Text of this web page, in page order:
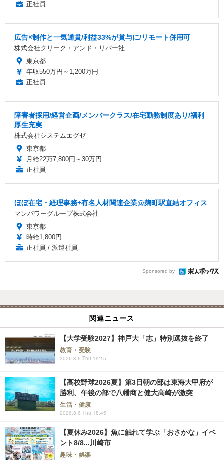
正社員
広告×制作と一気通貫/利益33%が賞与に/リモート併用可
株式会社クリーク・アンド・リバー社
東京都
年収550万円～1,200万円
正社員
障害者採用/経営企画/メンバークラス/在宅勤務制度あり/福利
厚生充実
株式会社システムエグゼ
東京都
月給22万7,800円～30万円
正社員
ほぼ在宅・経理事務+有名人材関連企業@麹町駅直結オフィス
マンパワーグループ株式会社
東京都
時給1,800円
正社員 / 派遣社員
Sponsored by
関連ニュース
【大学受験2027】神戸大「志」特別選抜を終了
教育・受験
2026.8.6 Thu 19:15
【高校野球2026夏】第3日朝の部は東海大甲府が
勝利、午後の部で八幡商と健大高崎が激突
生活・健康
2026.8.6 Thu 18:45
【夏休み2026】魚に触れて学ぶ「おさかな」イベ
ント8/8...川崎市
趣味・娯楽